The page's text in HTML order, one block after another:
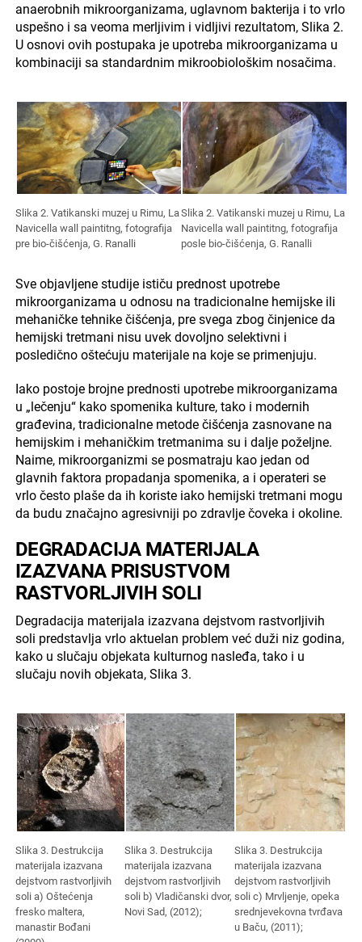
anaerobnih mikroorganizama, uglavnom bakterija i to vrlo
uspešno i sa veoma merljivim i vidljivi rezultatom, Slika 2.
U osnovi ovih postupaka je upotreba mikroorganizama u
kombinaciji sa standardnim mikroobiološkim nosačima.
Slika 2. Vatikanski muzej u Rimu, La
Navicella wall paintitng, fotografija
pre bio-čišćenja, G. Ranalli
Slika 2. Vatikanski muzej u Rimu, La
Navicella wall paintitng, fotografija
posle bio-čišćenja, G. Ranalli
Sve objavljene studije ističu prednost upotrebe
mikroorganizama u odnosu na tradicionalne hemijske ili
mehaničke tehnike čišćenja, pre svega zbog činjenice da
hemijski tretmani nisu uvek dovoljno selektivni i
posledično oštećuju materijale na koje se primenjuju.
Iako postoje brojne prednosti upotrebe mikroorganizama
u „lečenju“ kako spomenika kulture, tako i modernih
građevina, tradicionalne metode čišćenja zasnovane na
hemijskim i mehaničkim tretmanima su i dalje poželjne.
Naime, mikroorganizmi se posmatraju kao jedan od
glavnih faktora propadanja spomenika, a i operateri se
vrlo često plaše da ih koriste iako hemijski tretmani mogu
da budu značajno agresivniji po zdravlje čoveka i okoline.
DEGRADACIJA MATERIJALA
IZAZVANA PRISUSTVOM
RASTVORLJIVIH SOLI
Degradacija materijala izazvana dejstvom rastvorljivih
soli predstavlja vrlo aktuelan problem već duži niz godina,
kako u slučaju objekata kulturnog nasleđa, tako i u
slučaju novih objekata, Slika 3.
Slika 3. Destrukcija
materijala izazvana
dejstvom rastvorljivih
soli a) Oštećenja
fresko maltera,
manastir Bođani
Slika 3. Destrukcija
materijala izazvana
dejstvom rastvorljivih
soli b) Vladičanski dvor,
Novi Sad, (2012);
Slika 3. Destrukcija
materijala izazvana
dejstvom rastvorljivih
soli c) Mrvljenje, opeka
srednjevekovna tvrđava
u Baču, (2011);